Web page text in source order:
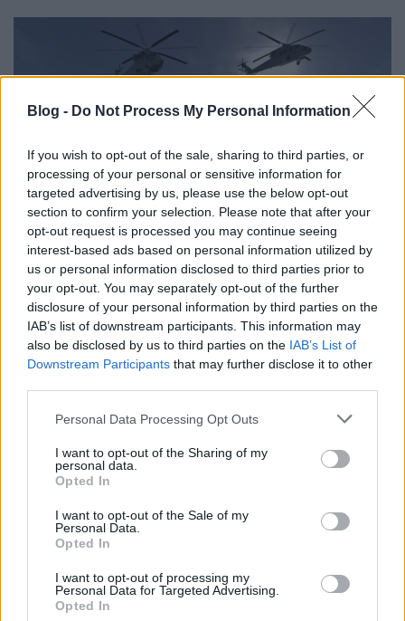
Blog - Do Not Process My Personal Information
If you wish to opt-out of the sale, sharing to third parties, or
processing of your personal or sensitive information for
targeted advertising by us, please use the below opt-out
section to confirm your selection. Please note that after your
opt-out request is processed you may continue seeing
interest-based ads based on personal information utilized by
us or personal information disclosed to third parties prior to
your opt-out. You may separately opt-out of the further
disclosure of your personal information by third parties on the
IAB’s list of downstream participants. This information may
also be disclosed by us to third parties on the IAB’s List of
Downstream Participants that may further disclose it to other
Please note that this website/app uses one or more Google
not limited to your visit or usage behaviour. You may click to
grant or deny consent to Google and its third-party tags to
use your data for below specified purposes in below Google
consent section.
Personal Data Processing Opt Outs
I want to opt-out of the Sharing of my
personal data.
Opted In
I want to opt-out of the Sale of my
Personal Data.
Opted In
I want to opt-out of processing my
Personal Data for Targeted Advertising.
Opted In
A szemtanúk tapasztalatai alapján a fekete
helikopterek gabonakörök és állatcsonkítások
közelében is gyakran megjelennek. Az ufológia egyik
leghátborzongatóbb rejtélyét képező ötödik típusú
találkozások során nagy testű háziállatok, főként
szarvasmarhák megcsonkított tetemére bukkannak
a szántóföldeken. E kegyetlen állatkínzások elkövetői
az állatokat felviszik vagy fellógatják egy járműre, és
az ott elvégzett precíz sebészi beavatkozásokat
követően a maradványokat visszadobják a földre.
ezért elképzelhető, hogy az állatcsonkításokért a
helikopterek irányítóit is felelősség terheli. Sokan a
hátterében, néhány esetben ugyanis olyan
alacsonyan szálló fekete helikopterekről számoltak
be, amelyek ismeretlen – az állatokra nézve végzetes,
és az emberekre is rendkívül veszélyes – vegyi
anyagokat szórtak szét hatalmas területeken. Az
USA-ban eddig egy olyan légi bázis létezését sikerült